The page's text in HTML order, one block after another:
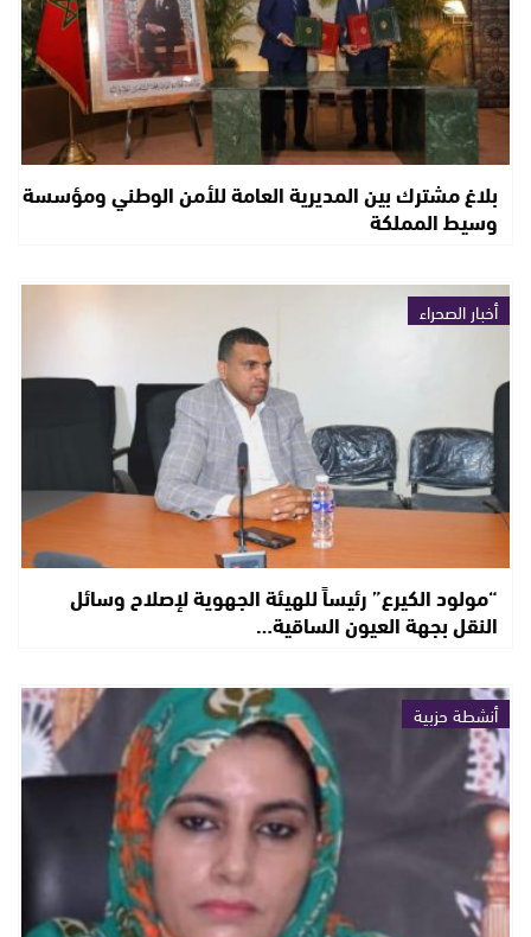
بلاغ مشترك بين المديرية العامة للأمن الوطني ومؤسسة
وسيط المملكة
أخبار الصحراء
“مولود الكيرع” رئيساً للهيئة الجهوية لإصلاح وسائل
النقل بجهة العيون الساقية…
أنشطة حزبية